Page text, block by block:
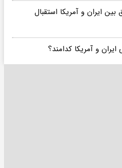
بین ایران و آمریکا استقبال